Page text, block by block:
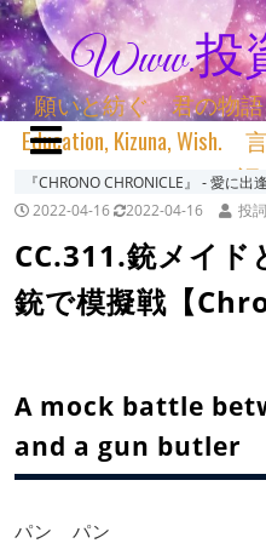
Www.投
願いと紡ぐ 君の物語
Education, Kizuna,
る 詞
『CHRONO CHRONICLE』 ‐ 愛に
2022-04-16
2022-04-16 投
CC.311.銃メイド
銃で模擬戦【
A mock battle
and a gun butler
パン パン